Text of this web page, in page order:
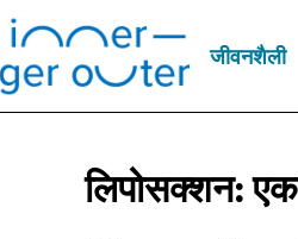
जीवनशैली
लिपोसक्शन: